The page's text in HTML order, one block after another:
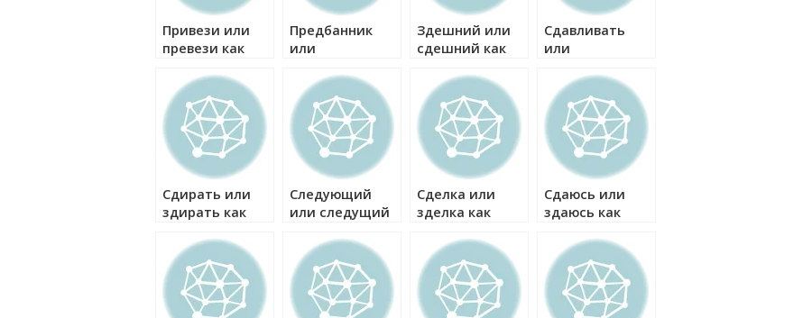
Привези или
превези как
Предбанник
или
как правильно?
Здешний или
сдешний как
Cдавливать
или
правильно?
Сдирать или
здирать как
Следующий
или следущий
Сделка или
зделка как
Сдаюсь или
здаюсь как